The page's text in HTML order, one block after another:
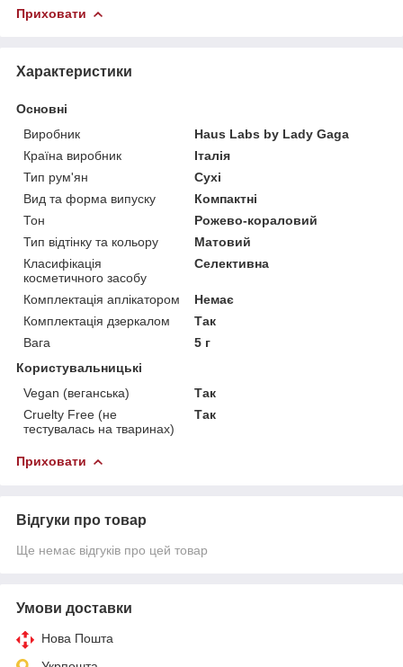
Приховати
Характеристики
Основні
Виробник
Haus Labs by Lady Gaga
Країна виробник
Італія
Тип рум'ян
Сухі
Вид та форма випуску
Компактні
Тон
Рожево-кораловий
Тип відтінку та кольору
Матовий
Класифікація
косметичного засобу
Селективна
Комплектація аплікатором
Немає
Комплектація дзеркалом
Так
Вага
5 г
Користувальницькі
Vegan (веганська)
Так
Cruelty Free (не
тестувалась на тваринах)
Так
Приховати
Відгуки про товар
Ще немає відгуків про цей товар
Умови доставки
Нова Пошта